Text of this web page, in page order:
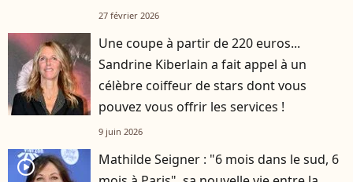
27 février 2026
Une coupe à partir de 220 euros...
Sandrine Kiberlain a fait appel à un
célèbre coiffeur de stars dont vous
pouvez vous offrir les services !
9 juin 2026
player2
Mathilde Seigner : "6 mois dans le sud, 6